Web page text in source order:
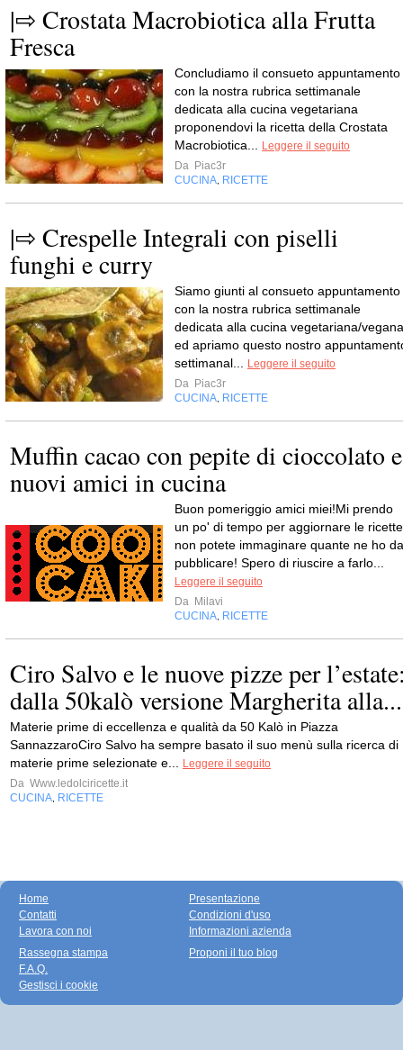
|⇨ Crostata Macrobiotica alla Frutta
Fresca
Concludiamo il consueto appuntamento
con la nostra rubrica settimanale
dedicata alla cucina vegetariana
proponendovi la ricetta della Crostata
Macrobiotica...
Leggere il seguito
Da Piac3r
CUCINA RICETTE
|⇨ Crespelle Integrali con piselli
funghi e curry
Siamo giunti al consueto appuntamento
con la nostra rubrica settimanale
dedicata alla cucina vegetariana/vegana
ed apriamo questo nostro
settimanal...
Leggere il seguito
Da Piac3r
CUCINA RICETTE
Muffin cacao con pepite di cioccolato e
nuovi amici in cucina
Buon pomeriggio amici miei!Mi prendo
un po' di tempo per aggiornare le
non potete immaginare quante ne ho da
pubblicare! Spero di riuscire a farlo...
Leggere il seguito
Da Milavi
CUCINA RICETTE
Ciro Salvo e le nuove pizze per
dalla 50kalò versione Margherita alla...
Materie prime di eccellenza e qualità da 50 Kalò in Piazza
SannazzaroCiro Salvo ha sempre basato il suo menù sulla ricerca di
materie prime selezionate e...
Leggere il seguito
Da Www.ledolciricette.it
CUCINA RICETTE
Home
Contatti
Lavora con noi
Presentazione
Condizioni d'uso
Informazioni azienda
Rassegna stampa
F.A.Q.
Gestisci i cookie
Proponi il tuo blog